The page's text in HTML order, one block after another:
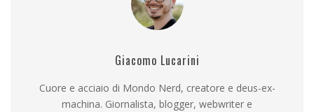
Giacomo Lucarini
Cuore e acciaio di Mondo Nerd, creatore e deus-ex-
machina. Giornalista, blogger, webwriter e